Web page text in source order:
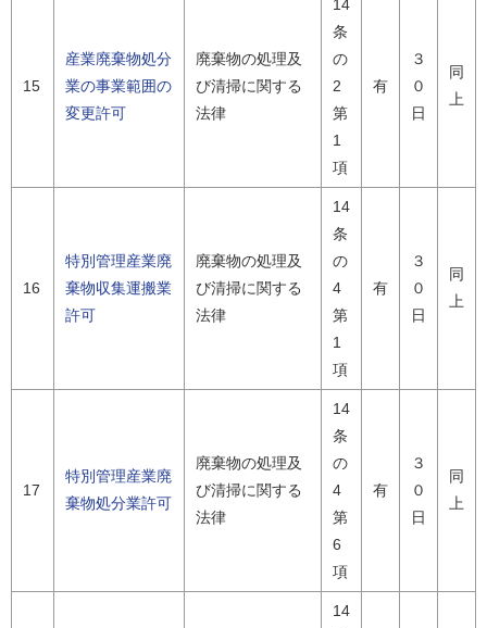
15
産業廃棄物処分
業の事業範囲の
変更許可
廃棄物の処理及
び清掃に関する
法律
14
条
の
2
第
1
項
有
３
０
日
同
上
16
特別管理産業廃
棄物収集運搬業
許可
廃棄物の処理及
び清掃に関する
法律
14
条
の
4
第
1
項
有
３
０
日
同
上
17
特別管理産業廃
棄物処分業許可
廃棄物の処理及
び清掃に関する
法律
14
条
の
4
第
6
項
有
３
０
日
同
上
14